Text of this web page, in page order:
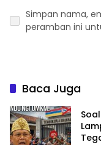
Simpan nama,
peramban ini
Baca Juga